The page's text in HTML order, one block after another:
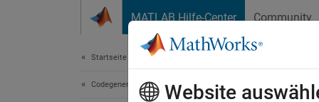
MATLAB Hilfe-Center Community
Startseite der Dokumentation
Codegenerierung Website